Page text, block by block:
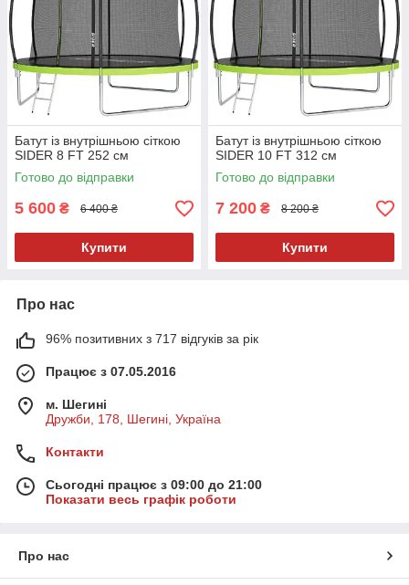
Батут із внутрішньою сіткою
SIDER 8 FT 252 см
Готово до відправки
5 600 ₴ 6 400 ₴
Купити
Батут із внутрішньою сіткою
SIDER 10 FT 312 см
Готово до відправки
7 200 ₴ 8 200 ₴
Купити
Про нас
96% позитивних з 717 відгуків за рік
Працює з 07.05.2016
м. Шегині
Дружби, 178, Шегині, Україна
Контакти
Сьогодні працює з 09:00 до 21:00
Показати весь графік роботи
Про нас